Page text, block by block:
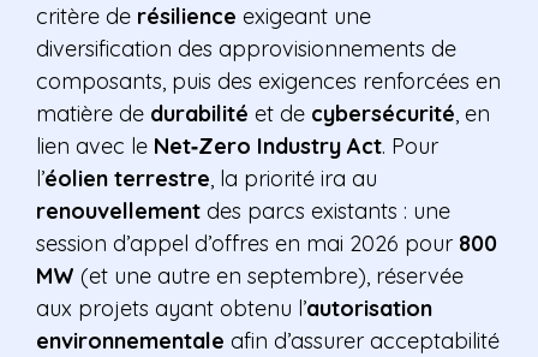
critère de résilience exigeant une
diversification des approvisionnements de
composants, puis des exigences renforcées en
matière de durabilité et de cybersécurité, en
lien avec le Net‑Zero Industry Act. Pour
l’éolien terrestre, la priorité ira au
renouvellement des parcs existants : une
session d’appel d’offres en mai 2026 pour 800
MW (et une autre en septembre), réservée
aux projets ayant obtenu l’autorisation
environnementale afin d’assurer acceptabilité